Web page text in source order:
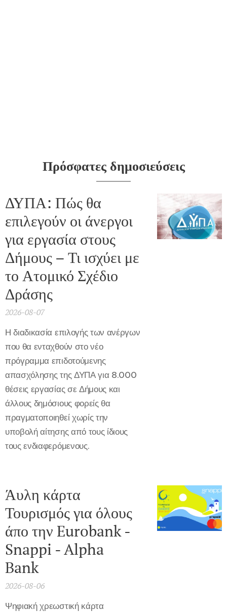
Πρόσφατες δημοσιεύσεις
ΔΥΠΑ: Πώς θα
επιλεγούν οι άνεργοι
για εργασία στους
Δήμους – Τι ισχύει με
το Ατομικό Σχέδιο
Δράσης
2026-08-07
Η διαδικασία επιλογής των ανέργων
που θα ενταχθούν στο νέο
πρόγραμμα επιδοτούμενης
απασχόλησης της ΔΥΠΑ για 8.000
θέσεις εργασίας σε Δήμους και
άλλους δημόσιους φορείς θα
πραγματοποιηθεί χωρίς την
υποβολή αίτησης από τους ίδιους
τους ενδιαφερόμενους.
Άυλη κάρτα
Τουρισμός για όλους
άπο την Eurobank -
Snappi - Alpha
Bank
2026-08-06
Ψηφιακή χρεωστική κάρτα